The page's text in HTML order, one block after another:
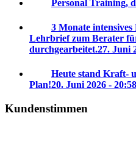
Personal Training,
3 Monate
Lehrbrief zum Berater
durchgearbeitet.27. Juni
Heute stand Kraft-
Plan!20. Juni 2026 - 20:58
Kundenstimmen